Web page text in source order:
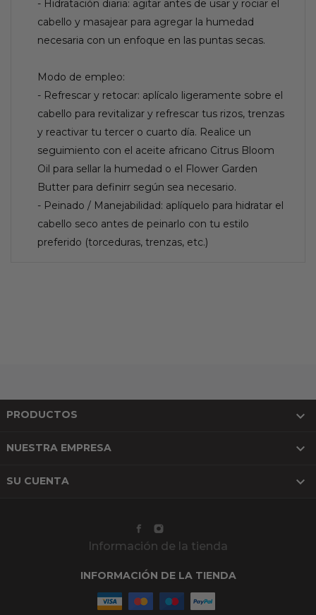
- Hidratación diaria: agitar antes de usar y rociar el
cabello y masajear para agregar la humedad
necesaria con un enfoque en las puntas secas.
Modo de empleo:
- Refrescar y retocar: aplícalo ligeramente sobre el
cabello para revitalizar y refrescar tus rizos, trenzas
y reactivar tu tercer o cuarto día. Realice un
seguimiento con el aceite africano Citrus Bloom
Oil para sellar la humedad o el Flower Garden
Butter para definirr según sea necesario.
- Peinado / Manejabilidad: aplíquelo para hidratar el
cabello seco antes de peinarlo con tu estilo
preferido (torceduras, trenzas, etc.)
PRODUCTOS 
NUESTRA EMPRESA 
SU CUENTA 
Información de la tienda
INFORMACIÓN DE LA TIENDA